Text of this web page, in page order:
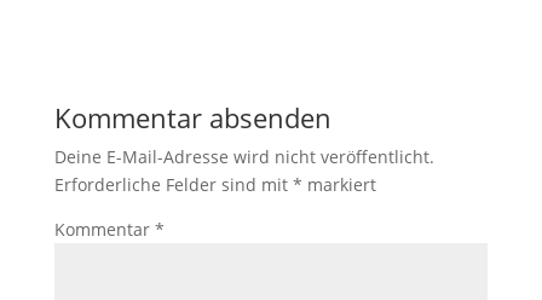
Kommentar absenden
Deine E-Mail-Adresse wird nicht veröffentlicht.
Erforderliche Felder sind mit * markiert
Kommentar *